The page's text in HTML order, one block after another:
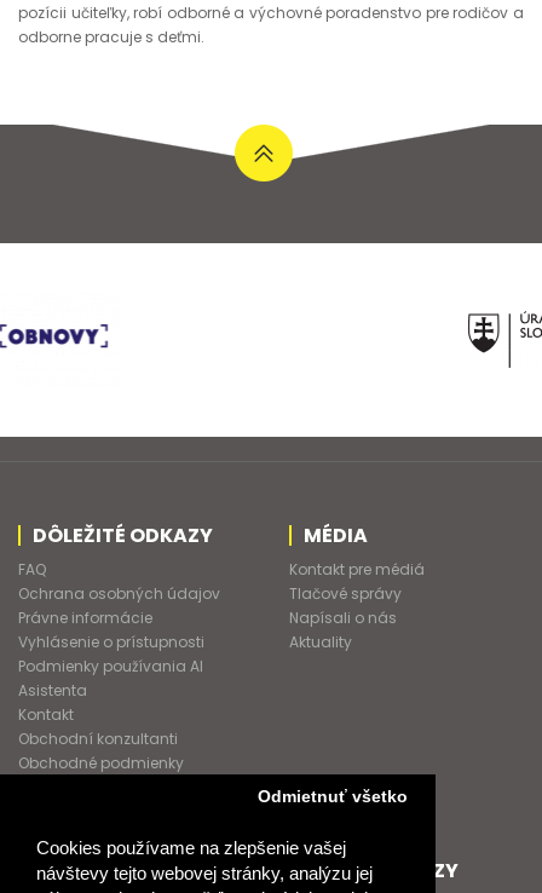
Cookies používame na zlepšenie vašej
návštevy tejto webovej stránky, analýzu jej
Odmietnuť všetko
pozícii učiteľky, robí odborné a výchovné poradenstvo pre rodičov a
odborne pracuje s deťmi.
DÔLEŽITÉ ODKAZY
FAQ
Ochrana osobných údajov
Právne informácie
Vyhlásenie o prístupnosti
Podmienky používania AI
Asistenta
Kontakt
Obchodní konzultanti
Obchodné podmienky
MÉDIA
Kontakt pre médiá
Tlačové správy
Napísali o nás
Aktuality
SPOLUPRACUJEME ĎALŠIE ODKAZY